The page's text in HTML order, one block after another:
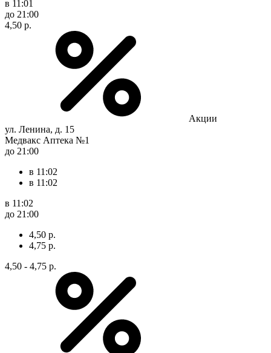
в 11:01
до 21:00
4,50 р.
Акции
ул. Ленина, д. 15
Медвакс Аптека №1
до 21:00
в 11:02
в 11:02
в 11:02
до 21:00
4,50 р.
4,75 р.
4,50 - 4,75 р.